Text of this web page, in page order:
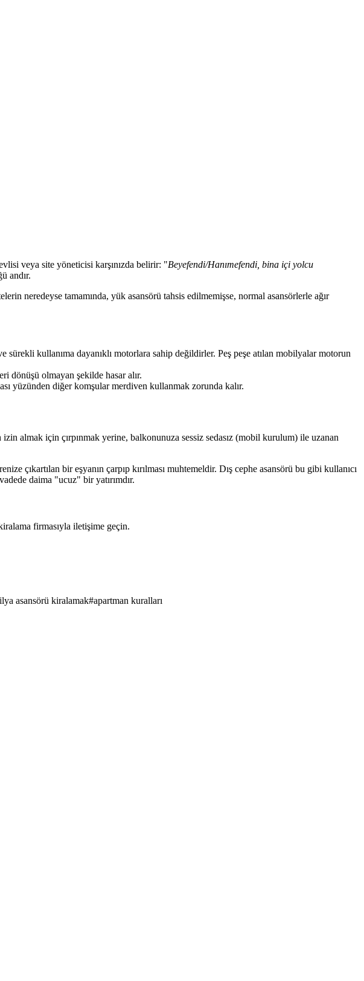
veya site yöneticisi karşınızda belirir: "Beyefendi/Hanımefendi, bina içi yolcu
andır.
neredeyse tamamında, yük asansörü tahsis edilmemişse, normal asansörlerle ağır
sürekli kullanıma dayanıklı motorlara sahip değildirler. Peş peşe atılan mobilyalar motorun
dönüşü olmayan şekilde hasar alır.
yüzünden diğer komşular merdiven kullanmak zorunda kalır.
almak için çırpınmak yerine, balkonunuza sessiz sedasız (mobil kurulum) ile uzanan
çıkartılan bir eşyanın çarpıp kırılması muhtemeldir. Dış cephe asansörü bu gibi kullanıcı
daima "ucuz" bir yatırımdır.
firmasıyla iletişime geçin.
asansörü kiralamak#apartman kuralları